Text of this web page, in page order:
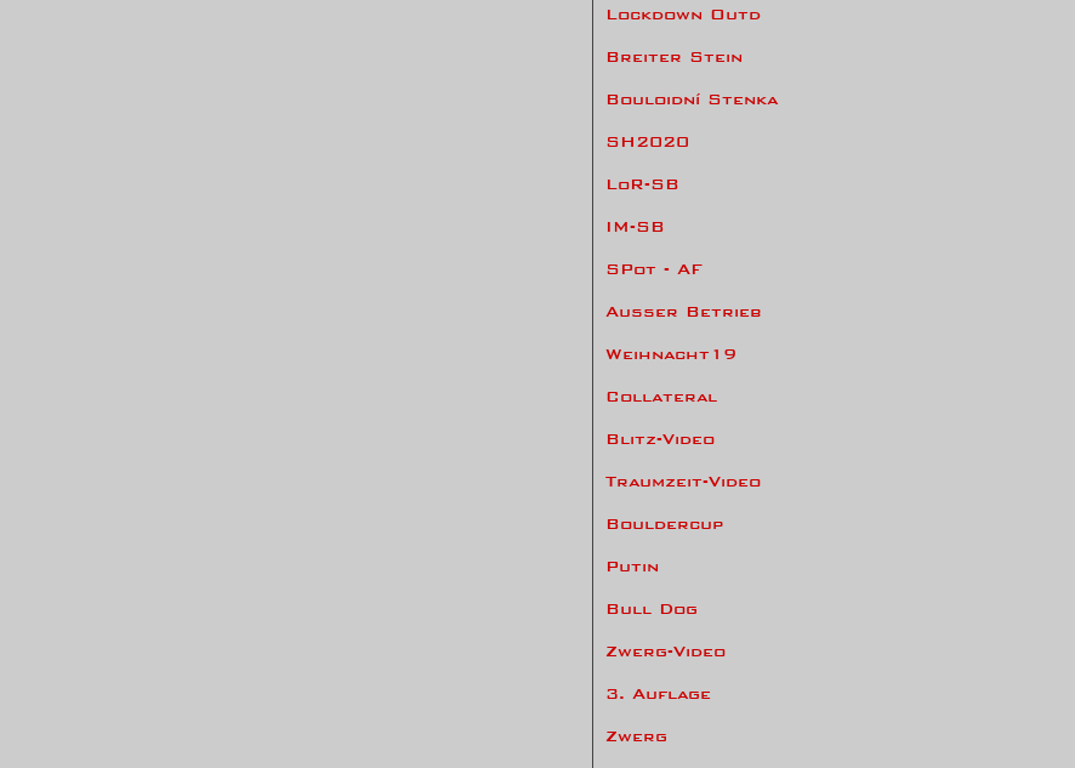
Lockdown Outd
Breiter Stein
Bouloidní Stenka
SH2020
LoR-SB
IM-SB
SPot - AF
Ausser Betrieb
Weihnacht19
Collateral
Blitz-Video
Traumzeit-Video
Bouldercup
Putin
Bull Dog
Zwerg-Video
3. Auflage
Zwerg